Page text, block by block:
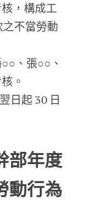
，構成工
之不當勞動
、張○○、
。
日起 30 日
部年度
動行為